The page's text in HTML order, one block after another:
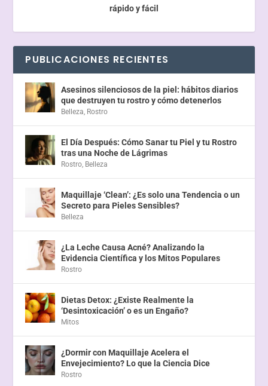
rápido y fácil
PUBLICACIONES RECIENTES
Asesinos silenciosos de la piel: hábitos diarios
que destruyen tu rostro y cómo detenerlos
Belleza, Rostro
El Día Después: Cómo Sanar tu Piel y tu Rostro
tras una Noche de Lágrimas
Rostro, Belleza
Maquillaje ‘Clean’: ¿Es solo una Tendencia o un
Secreto para Pieles Sensibles?
Belleza
¿La Leche Causa Acné? Analizando la
Evidencia Científica y los Mitos Populares
Rostro
Dietas Detox: ¿Existe Realmente la
‘Desintoxicación’ o es un Engaño?
Mitos
¿Dormir con Maquillaje Acelera el
Envejecimiento? Lo que la Ciencia Dice
Rostro